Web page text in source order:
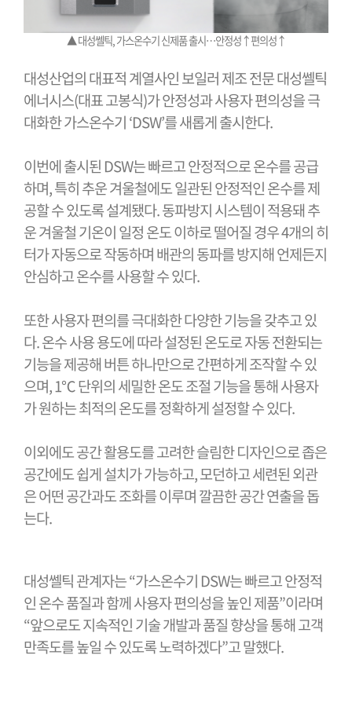
▲대성쎌틱, 가스온수기 신제품 출시…안정성↑편의성↑
대성산업의 대표적 계열사인 보일러 제조 전문 대성쎌틱
에너시스(대표 고봉식)가 안정성과 사용자 편의성을 극
대화한 가스온수기 ‘DSW’를 새롭게 출시한다.
이번에 출시된 DSW는 빠르고 안정적으로 온수를 공급
하며, 특히 추운 겨울철에도 일관된 안정적인 온수를 제
공할 수 있도록 설계됐다. 동파방지 시스템이 적용돼 추
운 겨울철 기온이 일정 온도 이하로 떨어질 경우 4개의 히
터가 자동으로 작동하며 배관의 동파를 방지해 언제든지
안심하고 온수를 사용할 수 있다.
또한 사용자 편의를 극대화한 다양한 기능을 갖추고 있
다. 온수 사용 용도에 따라 설정된 온도로 자동 전환되는
기능을 제공해 버튼 하나만으로 간편하게 조작할 수 있
으며, 1℃ 단위의 세밀한 온도 조절 기능을 통해 사용자
가 원하는 최적의 온도를 정확하게 설정할 수 있다.
이외에도 공간 활용도를 고려한 슬림한 디자인으로 좁은
공간에도 쉽게 설치가 가능하고, 모던하고 세련된 외관
은 어떤 공간과도 조화를 이루며 깔끔한 공간 연출을 돕
는다.
대성쎌틱 관계자는 “가스온수기 DSW는 빠르고 안정적
인 온수 품질과 함께 사용자 편의성을 높인 제품”이라며
“앞으로도 지속적인 기술 개발과 품질 향상을 통해 고객
만족도를 높일 수 있도록 노력하겠다”고 말했다.